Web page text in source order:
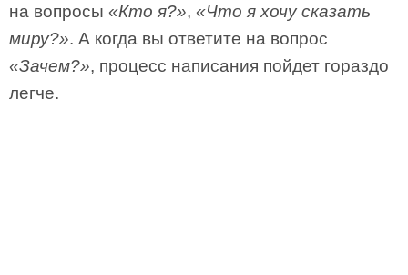
на вопросы «Кто я?», «Что я хочу сказать
миру?». А когда вы ответите на вопрос
«Зачем?», процесс написания пойдет гораздо
легче.